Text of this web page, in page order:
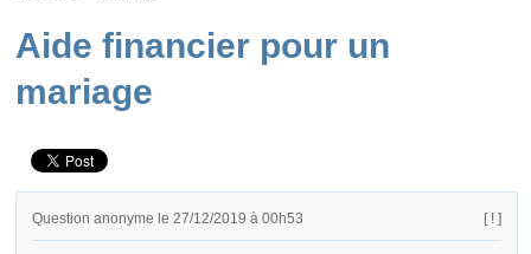
Aide financier pour un
mariage
Question anonyme le 27/12/2019 à 00h53 [ ! ]